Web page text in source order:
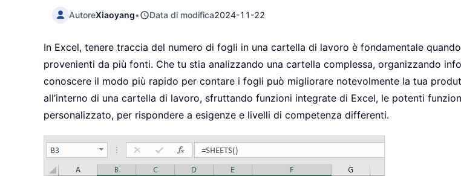
AutoreXiaoyang• Data di modifica2024-11-22
In Excel, tenere traccia del numero di fogli in una cartella di lavoro è fondamentale
provenienti da più fonti. Che tu stia analizzando una cartella complessa, organizzando
conoscere il modo più rapido per contare i fogli può migliorare notevolmente la tua
all’interno di una cartella di lavoro, sfruttando funzioni integrate di Excel, le potenti
personalizzato, per rispondere a esigenze e livelli di competenza differenti.